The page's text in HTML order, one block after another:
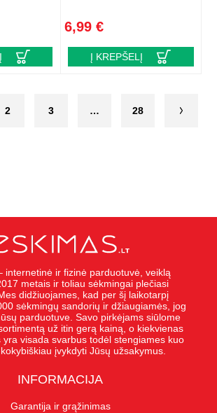
6,99 €
Į KREPŠELĮ
2 3 … 28
internetinė ir fizinė parduotuvė, veiklą
metais ir toliau sėkmingai plečiasi
didžiuojames, kad per šį laikotarpį
sėkmingų sandorių ir džiaugiamės, jog
parduotuve. Savo pirkėjams siūlome
už itin gerą kainą, o kiekvienas
yra visada svarbus todėl stengiames kuo
įvykdyti Jūsų užsakymus.
INFORMACIJA
Garantija ir grąžinimas